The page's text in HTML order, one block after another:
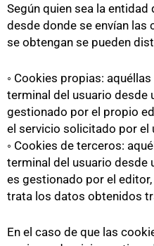
Según quien sea la
desde donde se envían
se obtengan se pueden
◦ Cookies propias:
terminal del usuario desde
gestionado por el propio
el servicio solicitado por el
◦ Cookies de terceros:
terminal del usuario desde
es gestionado por el
trata los datos obtenidos
En el caso de que las